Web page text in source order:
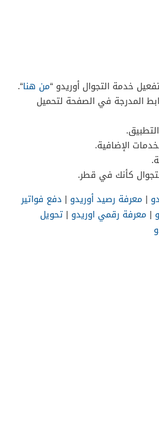
خدمة التجوال أوريدو “من هنا“.
المدرجة في الصفحة لتحميل
الإضافية.
كأنك في قطر.
| معرفة رصيد أوريدو | دفع فواتير
| معرفة رقمي اوريدو | تحويل